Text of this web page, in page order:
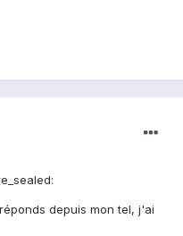
depuis mon tel, j'ai